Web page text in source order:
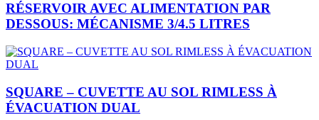
RÉSERVOIR AVEC ALIMENTATION PAR
DESSOUS: MÉCANISME 3/4.5 LITRES
SQUARE – CUVETTE AU SOL RIMLESS À
ÉVACUATION DUAL